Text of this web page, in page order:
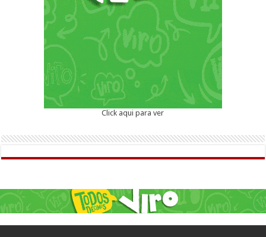
Click aqui para ver